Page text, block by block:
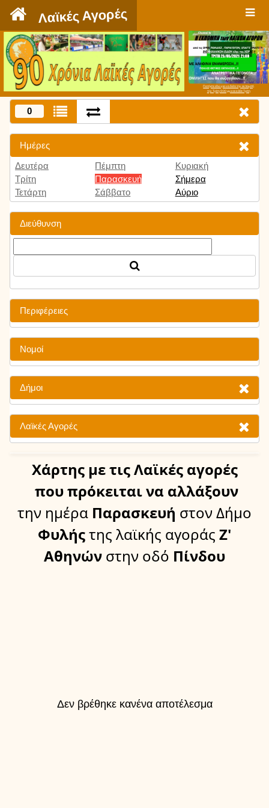
Λαϊκές Αγορές
Πατήστε εδώ για να δείτε την εκπομπή
την Τρίτη 9:00 μμ και κάθε Τρίτη
0
Ημέρες
Δευτέρα
Τρίτη
Τετάρτη
Πέμπτη
Παρασκευή
Σάββατο
Κυριακή
Σήμερα
Αύριο
Διεύθυνση
Περιφέρειες
Νομοί
Δήμοι
Λαϊκές Αγορές
Χάρτης με τις Λαϊκές αγορές
που πρόκειται να αλλάξουν
την ημέρα Παρασκευή στον Δήμο
Φυλήςτης λαϊκής αγοράς Ζ'
Αθηνών στην οδό Πίνδου
Δεν βρέθηκε κανένα αποτέλεσμα